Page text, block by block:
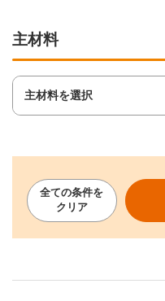
主材料
主材料を選択
全ての条件を
クリア